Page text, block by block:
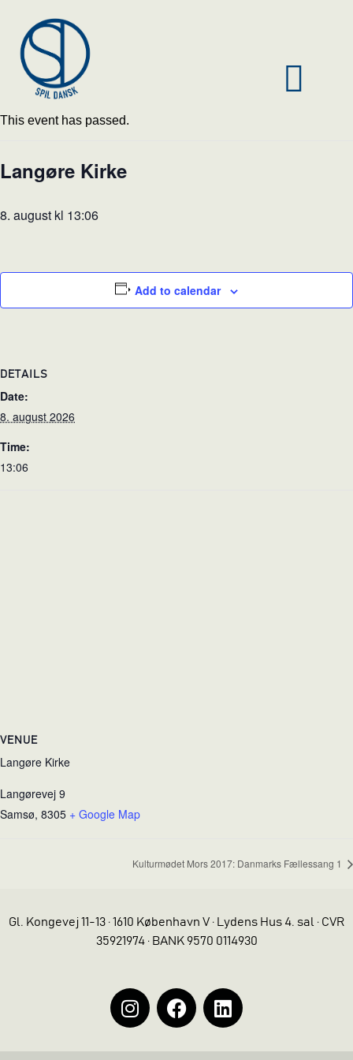
This event has passed.
Langøre Kirke
8. august kl 13:06
Add to calendar
DETAILS
Date:
8. august 2026
Time:
13:06
VENUE
Langøre Kirke
Langørevej 9
Samsø, 8305 + Google Map
Kulturmødet Mors 2017: Danmarks Fællessang 1
Gl. Kongevej 11-13 · 1610 København V · Lydens Hus 4. sal · CVR
35921974 · BANK 9570 0114930